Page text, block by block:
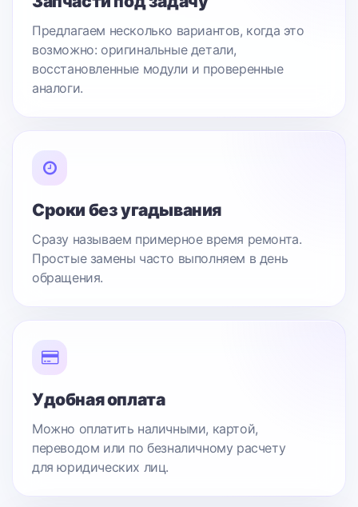
Предлагаем несколько вариантов, когда это
возможно: оригинальные детали,
восстановленные модули и проверенные
аналоги.
Сроки без угадывания
Сразу называем примерное время ремонта.
Простые замены часто выполняем в день
обращения.
Удобная оплата
Можно оплатить наличными, картой,
переводом или по безналичному расчету
для юридических лиц.